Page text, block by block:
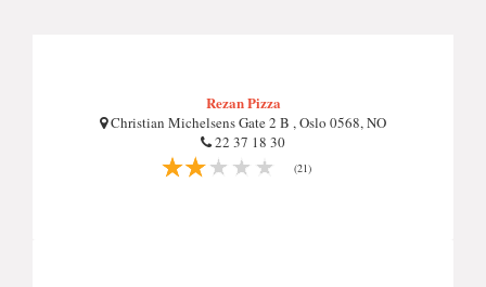
Rezan Pizza
Christian Michelsens Gate 2 B , Oslo 0568, NO
22 37 18 30
(21)